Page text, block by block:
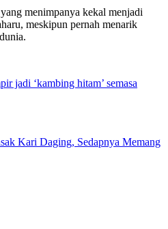
menimpanya kekal menjadi
meskipun pernah menarik
jadi ‘kambing hitam’ semasa
Kari Daging, Sedapnya Memang